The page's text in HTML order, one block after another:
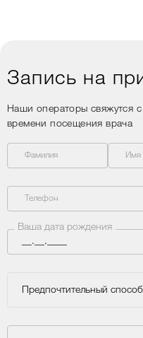
Запись на
Наши операторы свяжутся
времени посещения врача
Фамилия Имя
Телефон
Ваша дата рождения
Предпочтительный